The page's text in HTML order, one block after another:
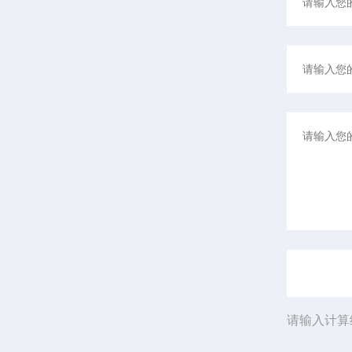
请输入计